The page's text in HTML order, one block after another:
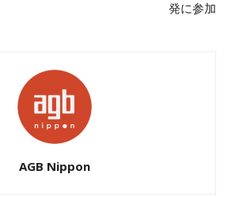
発に参加
AGB Nippon